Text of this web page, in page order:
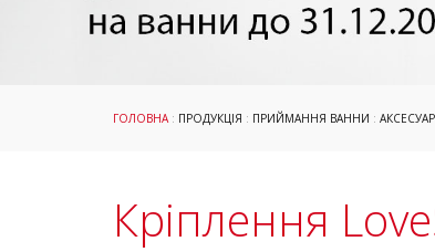
ГОЛОВНА: ПРОДУКЦІЯ : ПРИЙМАННЯ ВАННИ :
Кріплення